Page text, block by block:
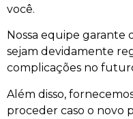
você.
Nossa equipe garante
sejam devidamente
complicações no
Além disso,
proceder caso o novo